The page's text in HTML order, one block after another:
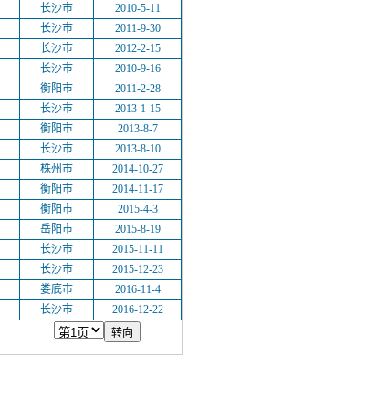
长沙市
2010-5-11
长沙市
2011-9-30
长沙市
2012-2-15
长沙市
2010-9-16
衡阳市
2011-2-28
长沙市
2013-1-15
衡阳市
2013-8-7
长沙市
2013-8-10
株州市
2014-10-27
衡阳市
2014-11-17
衡阳市
2015-4-3
岳阳市
2015-8-19
长沙市
2015-11-11
长沙市
2015-12-23
娄底市
2016-11-4
长沙市
2016-12-22